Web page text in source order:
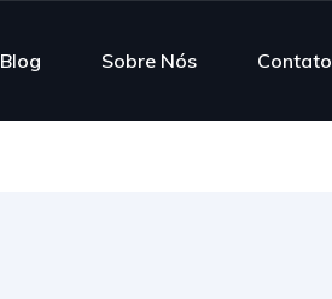
Blog Sobre Nós Contato